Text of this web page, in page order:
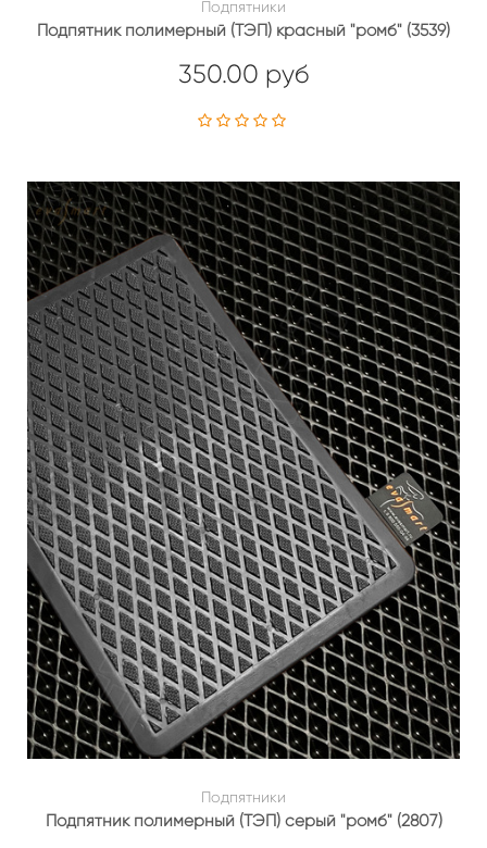
Подпятники
Подпятник полимерный (ТЭП) красный "ромб" (3539)
350.00 руб
Подпятники
Подпятник полимерный (ТЭП) серый "ромб" (2807)